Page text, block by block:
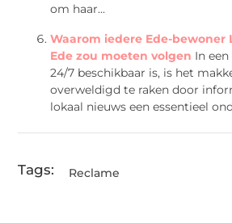
om haar...
Waarom iedere Ede-bewoner
Ede zou moeten volgen In
24/7 beschikbaar is, is het
overweldigd te raken door
lokaal nieuws een essentieel
Tags: Reclame